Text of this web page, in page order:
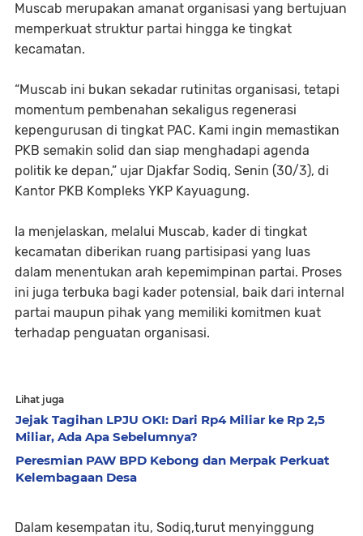
Muscab merupakan amanat organisasi yang bertujuan
memperkuat struktur partai hingga ke tingkat
kecamatan.
“Muscab ini bukan sekadar rutinitas organisasi, tetapi
momentum pembenahan sekaligus regenerasi
kepengurusan di tingkat PAC. Kami ingin memastikan
PKB semakin solid dan siap menghadapi agenda
politik ke depan,” ujar Djakfar Sodiq, Senin (30/3), di
Kantor PKB Kompleks YKP Kayuagung.
Ia menjelaskan, melalui Muscab, kader di tingkat
kecamatan diberikan ruang partisipasi yang luas
dalam menentukan arah kepemimpinan partai. Proses
ini juga terbuka bagi kader potensial, baik dari internal
partai maupun pihak yang memiliki komitmen kuat
terhadap penguatan organisasi.
Lihat juga
Jejak Tagihan LPJU OKI: Dari Rp4 Miliar ke Rp 2,5
Miliar, Ada Apa Sebelumnya?
Peresmian PAW BPD Kebong dan Merpak Perkuat
Kelembagaan Desa
Dalam kesempatan itu, Sodiq,turut menyinggung